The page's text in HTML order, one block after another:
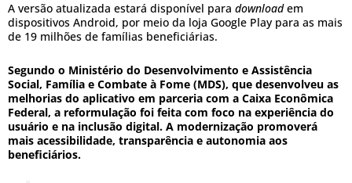
A versão atualizada estará disponível para downloadem
dispositivos Android, por meio da loja Google Play para as mais
de 19 milhões de famílias beneficiárias.
Segundo o Ministério do Desenvolvimento e Assistência
Social, Família e Combate à Fome (MDS), que desenvolveu as
melhorias do aplicativo em parceria com a Caixa Econômica
Federal, a reformulação foi feita com foco na experiência do
usuário e na inclusão digital. A modernização promoverá
mais acessibilidade, transparência e autonomia aos
beneficiários.